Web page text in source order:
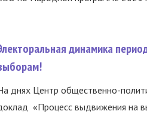
динамика
днях Центр общественно-
«Процесс выдвижения на